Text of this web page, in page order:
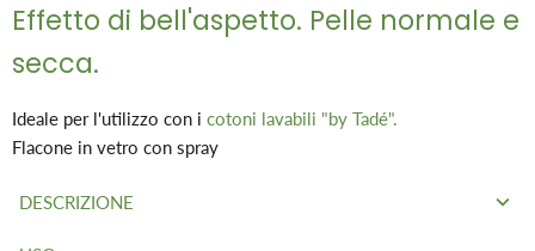
Effetto di bell'aspetto. Pelle normale e
secca.
Ideale per l'utilizzo con i cotoni lavabili "by Tadé".
Flacone in vetro con spray
DESCRIZIONE